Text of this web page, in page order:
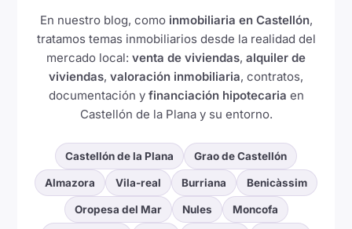
En nuestro blog, como inmobiliaria en Castellón,
tratamos temas inmobiliarios desde la realidad del
mercado local: venta de viviendas, alquiler de
viviendas, valoración inmobiliaria, contratos,
documentación y financiación hipotecaria en
Castellón de la Plana y su entorno.
Castellón de la Plana Grao de Castellón
Almazora Vila-real Burriana Benicàssim
Oropesa del Mar Nules Moncofa